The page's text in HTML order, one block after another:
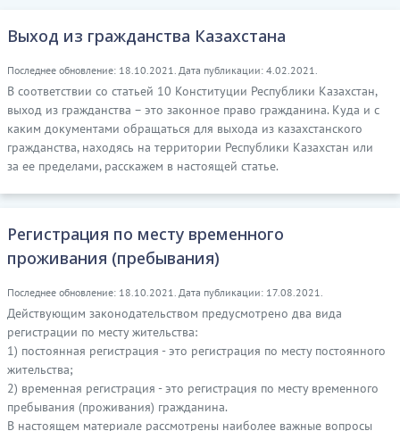
Выход из гражданства Казахстана
Последнее обновление: 18.10.2021. Дата публикации: 4.02.2021.
В соответствии со статьей 10 Конституции Республики Казахстан,
выход из гражданства – это законное право гражданина. Куда и с
каким документами обращаться для выхода из казахстанского
гражданства, находясь на территории Республики Казахстан или
за ее пределами, расскажем в настоящей статье.
Регистрация по месту временного
проживания (пребывания)
Последнее обновление: 18.10.2021. Дата публикации: 17.08.2021.
Действующим законодательством предусмотрено два вида
регистрации по месту жительства:
1) постоянная регистрация - это регистрация по месту постоянного
жительства;
2) временная регистрация - это регистрация по месту временного
пребывания (проживания) гражданина.
В настоящем материале рассмотрены наиболее важные вопросы